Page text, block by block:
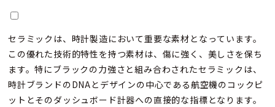
セラミックは、時計製造において重要な素材となっています。
この優れた技術的特性を持つ素材は、傷に強く、美しさを保ち
ます。特にブラックの力強さと組み合わされたセラミックは、
時計ブランドのDNAとデザインの中心である航空機のコックピ
ットとそのダッシュボード計器への直接的な指標となります。